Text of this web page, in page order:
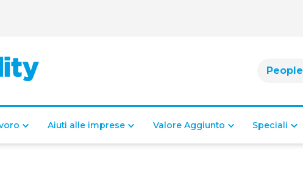
People
Aiuti alle imprese Valore Aggiunto Speciali